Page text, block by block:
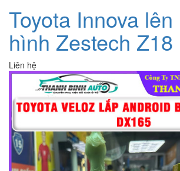
Toyota Innova lên
hình Zestech Z18
Liên hệ